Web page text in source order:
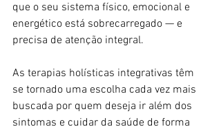
que o seu sistema físico, emocional e
energético está sobrecarregado — e
precisa de atenção integral.
As terapias holísticas integrativas têm
se tornado uma escolha cada vez mais
buscada por quem deseja ir além dos
sintomas e cuidar da saúde de forma